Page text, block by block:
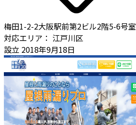
梅田1-2-2大阪駅前第2ビル2階5-6号室
対応エリア： 江戸川区
設立 2018年9月18日